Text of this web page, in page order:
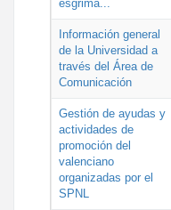
esgrima...
Información general
de la Universidad a
través del Área de
Comunicación
Gestión de ayudas y
actividades de
promoción del
valenciano
organizadas por el
SPNL